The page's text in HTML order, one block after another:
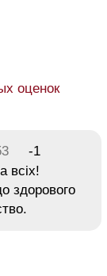
оценок
-1
всіх!
здорового